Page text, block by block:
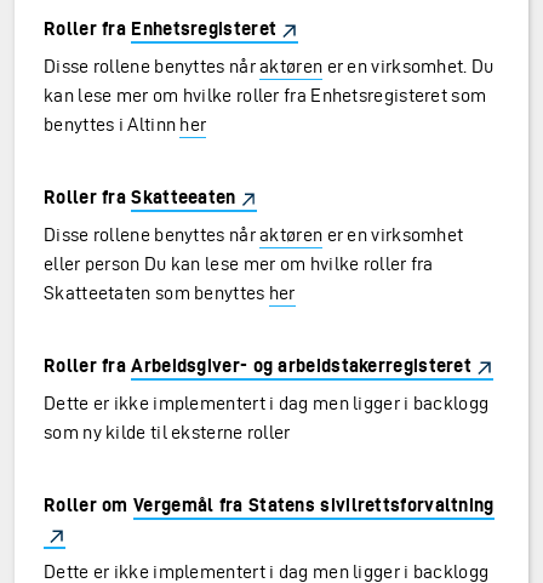
Roller fra Enhetsregisteret
Disse rollene benyttes nåraktøren er en virksomhet. Du
kan lese mer om hvilke roller fra Enhetsregisteret som
benyttes i Altinn her
Roller fraSkatteeaten
Disse rollene benyttes nåraktøren er en virksomhet
eller person Du kan lese mer om hvilke roller fra
Skatteetaten som benyttes her
Roller fraArbeidsgiver- og arbeidstakerregisteret
Dette er ikke implementert i dag men ligger i backlogg
som ny kilde til eksterne roller
Roller om Vergemål fra Statens sivilrettsforvaltning
Dette er ikke implementert i dag men ligger i backlogg